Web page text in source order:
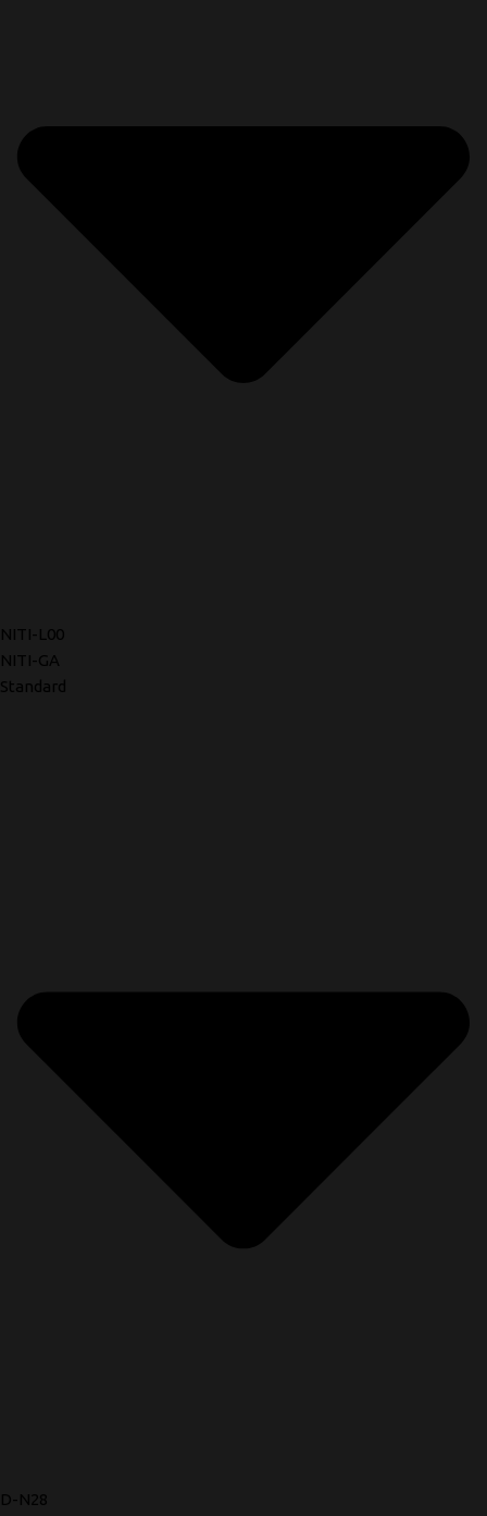
NITI-L00
NITI-GA
Standard
D-N28